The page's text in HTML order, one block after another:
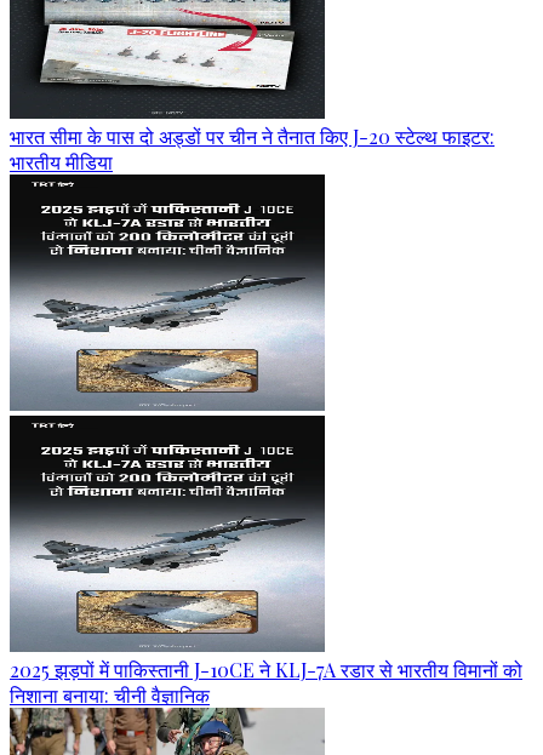
भारत सीमा के पास दो अड्डों पर चीन ने तैनात किए J-20 स्टेल्थ फाइटर:
भारतीय मीडिया
2025 झड़पों में पाकिस्तानी J-10CE ने KLJ-7A रडार से भारतीय विमानों को
निशाना बनाया: चीनी वैज्ञानिक